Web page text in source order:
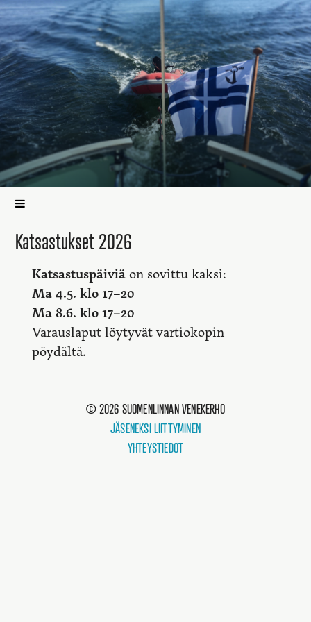
Katsastukset 2026
Katsastuspäiviäon sovittu kaksi:
Ma 4.5. klo 17–20
Ma 8.6. klo 17–20
Varauslaput löytyvät vartiokopin
pöydältä.
© 2026 SUOMENLINNAN VENEKERHO
JÄSENEKSI LIITTYMINEN
YHTEYSTIEDOT